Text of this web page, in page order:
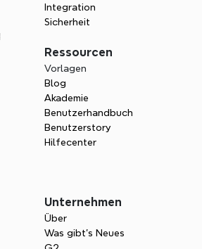
Integration
Sicherheit
Ressourcen
Vorlagen
Blog
Akademie
Benutzerhandbuch
Benutzerstory
Hilfecenter
Unternehmen
Über
Was gibt's Neues